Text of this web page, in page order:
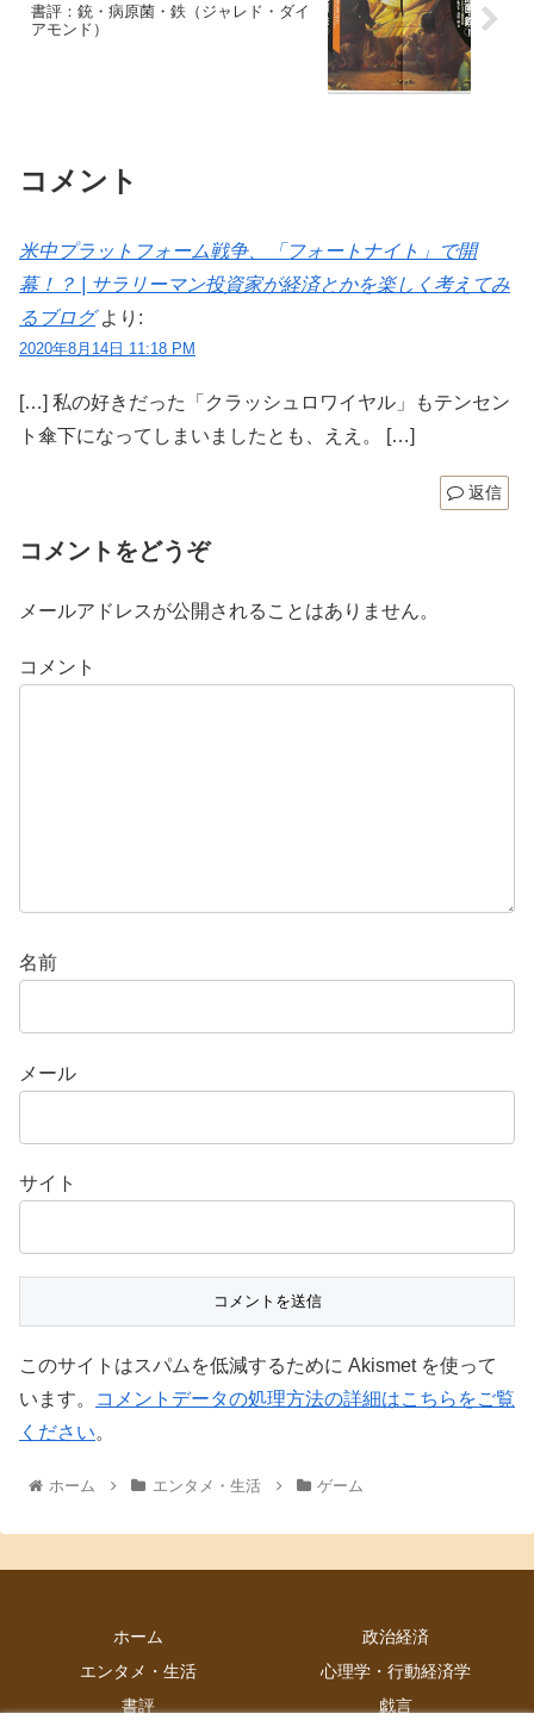
書評：銃・病原菌・鉄（ジャレド・ダイ
アモンド）
コメント
米中プラットフォーム戦争、「フォートナイト」で開
幕！？ | サラリーマン投資家が経済とかを楽しく考えてみ
るブログ より:
2020年8月14日 11:18 PM
[…] 私の好きだった「クラッシュロワイヤル」もテンセン
ト傘下になってしまいましたとも、ええ。 […]
返信
コメントをどうぞ
メールアドレスが公開されることはありません。
コメント
名前
メール
サイト
このサイトはスパムを低減するために Akismet を使って
います。
コメントデータの処理方法の詳細はこちらをご覧
ください。
ホーム エンタメ・生活 ゲーム
ホーム
政治経済
エンタメ・生活
心理学・行動経済学
書評
戯言